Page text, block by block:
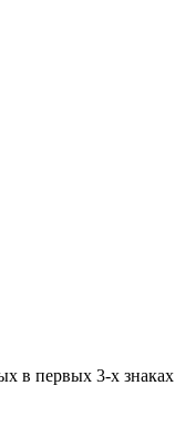
в первых 3-х знаках